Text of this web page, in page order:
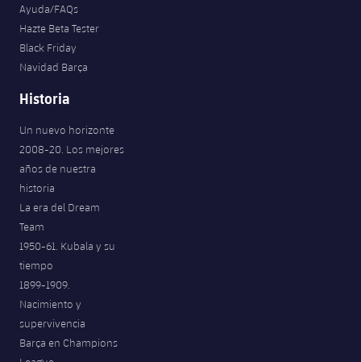
Ayuda/FAQs
Hazte Beta Tester
Black Friday
Navidad Barça
Historia
Un nuevo horizonte
2008-20. Los mejores
años de nuestra
historia
La era del Dream
Team
1950-61. Kubala y su
tiempo
1899-1909.
Nacimiento y
supervivencia
Barça en Champions